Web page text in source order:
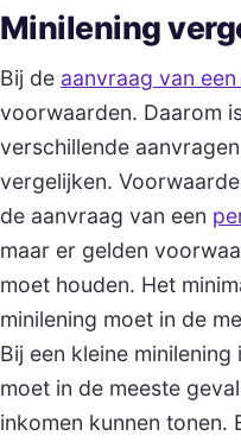
Minilening
Bij de aanvraag van
voorwaarden. Daarom
verschillende
vergelijken.
de aanvraag van een
maar er gelden
moet houden. Het
minilening moet in de
Bij een kleine
moet in de meeste
inkomen kunnen tonen.